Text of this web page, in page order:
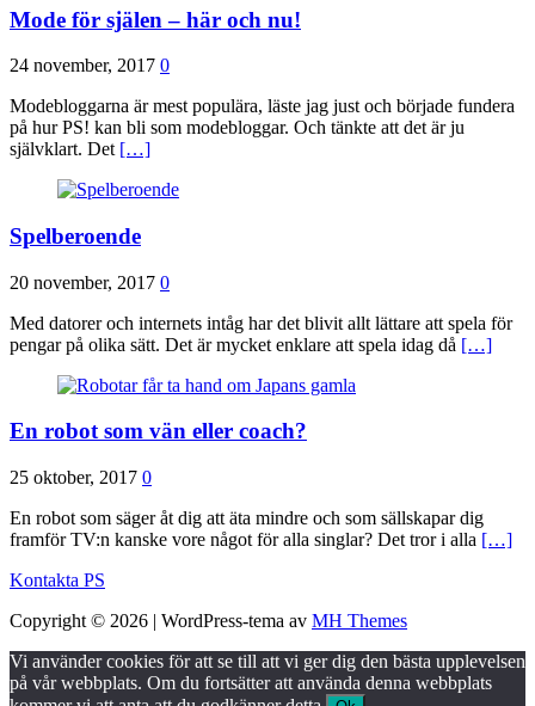
Mode för själen – här och nu!
24 november, 2017 0
Modebloggarna är mest populära, läste jag just och började fundera
på hur PS! kan bli som modebloggar. Och tänkte att det är ju
självklart. Det […]
Spelberoende
20 november, 2017 0
Med datorer och internets intåg har det blivit allt lättare att spela för
pengar på olika sätt. Det är mycket enklare att spela idag då […]
En robot som vän eller coach?
25 oktober, 2017 0
En robot som säger åt dig att äta mindre och som sällskapar dig
framför TV:n kanske vore något för alla singlar? Det tror i alla […]
Kontakta PS
Copyright © 2026 | WordPress-tema av MH Themes
Vi använder cookies för att se till att vi ger dig den bästa upplevelsen
på vår webbplats. Om du fortsätter att använda denna webbplats